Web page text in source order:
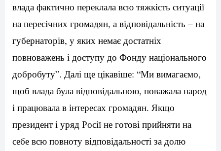
влада фактично переклала всю тяжкість ситуації
на пересічних громадян, а відповідальність – на
губернаторів, у яких немає достатніх
повноважень і доступу до Фонду національного
добробуту”. Далі ще цікавіше: “Ми вимагаємо,
щоб влада була відповідальною, поважала народ
і працювала в інтересах громадян. Якщо
президент і уряд Росії не готові прийняти на
себе всю повноту відповідальності за долю